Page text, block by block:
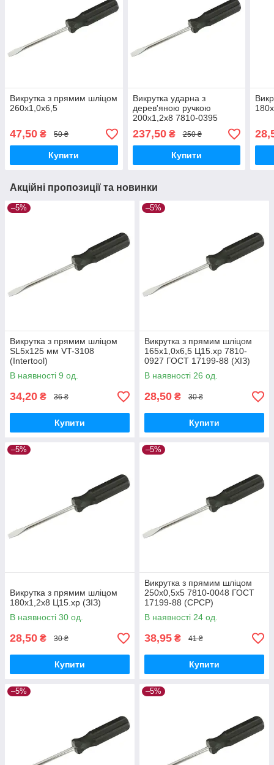
Викрутка з прямим шліцом
260х1,0х6,5
47,50 ₴ 50 ₴
Купити
Викрутка ударна з
дерев'яною ручкою
200х1,2х8 7810-0395
ГОСТ 17199-88
237,50₴ 250 ₴
Купити
Акційні пропозиції та новинки
–5%
Викрутка з прямим шліцом
SL5х125 мм VT-3108
(Intertool)
В наявності 9 од.
34,20 ₴ 36 ₴
Купити
–5%
Викрутка з прямим шліцом
165х1,0х6,5 Ц15.хр 7810-
0927 ГОСТ 17199-88 (ХІЗ)
В наявності 26 од.
28,50 ₴ 30 ₴
Купити
–5%
Викрутка з прямим шліцом
180х1,2х8 Ц15.хр (ЗІЗ)
В наявності 30 од.
28,50 ₴ 30 ₴
Купити
–5%
Викрутка з прямим шліцом
250х0,5х5 7810-0048 ГОСТ
17199-88 (СРСР)
В наявності 24 од.
38,95 ₴ 41 ₴
Купити
–5% –5%